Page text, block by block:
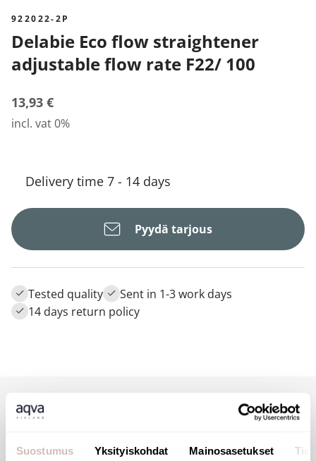
Suostumus Yksityiskohdat Mainosasetukset
922022-2P
Delabie Eco flow straightener
adjustable flow rate F22/ 100
13,93 €
incl. vat 0%
Delivery time 7 - 14 days
Pyydä tarjous
Tested quality
Sent in 1-3 work days
14 days return policy
Description